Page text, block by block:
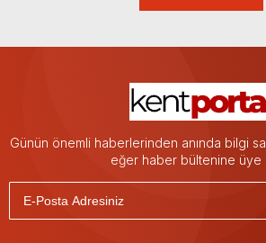
Günün önemli haberlerinden anında bilgi
eğer haber bültenine üye